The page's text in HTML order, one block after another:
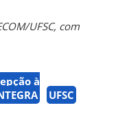
UFSC, com
à
UFSC